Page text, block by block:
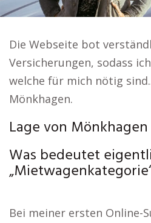
Die Webseite bot
Versicherungen, sodass
welche für mich nötig
Mönkhagen.
Lage von Mönkhagen
Was bedeutet
Bei meiner ersten Online-